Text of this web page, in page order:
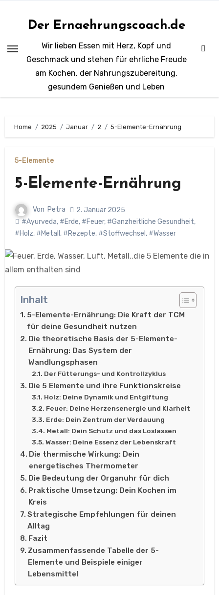
Der Ernaehrungscoach.de
Wir lieben Essen mit Herz, Kopf und
Geschmack und stehen für ehrliche Freude
am Kochen, der Nahrungszubereitung,
gesundem Genießen und Leben
Home 2025 Januar 2 5-Elemente-Ernährung
5-Elemente
5-Elemente-Ernährung
Von Petra
2. Januar 2025
#Ayurveda, #Erde, #Feuer, #Ganzheitliche Gesundheit,
#Holz, #Metall , #Rezepte, #Stoffwechsel , #Wasser
Inhalt
5-Elemente-Ernährung: Die Kraft der TCM
für deine Gesundheit nutzen
Die theoretische Basis der 5-Elemente-
Ernährung: Das System der
Wandlungsphasen
Der Fütterungs- und Kontrollzyklus
Die 5 Elemente und ihre Funktionskreise
Holz: Deine Dynamik und Entgiftung
Feuer: Deine Herzensenergie und Klarheit
Erde: Dein Zentrum der Verdauung
Metall: Dein Schutz und das Loslassen
Wasser: Deine Essenz der Lebenskraft
Die thermische Wirkung: Dein
energetisches Thermometer
Die Bedeutung der Organuhr für dich
Praktische Umsetzung: Dein Kochen im
Kreis
Strategische Empfehlungen für deinen
Alltag
Fazit
Zusammenfassende Tabelle der 5-
Elemente und Beispiele einiger
Lebensmittel